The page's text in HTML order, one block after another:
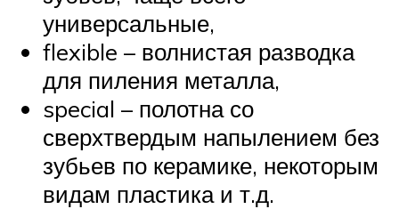
универсальные,
flexible – волнистая разводка
для пиления металла,
special – полотна со
сверхтвердым напылением без
зубьев по керамике, некоторым
видам пластика и т.д.